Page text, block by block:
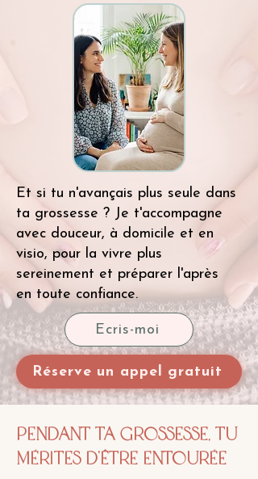
Et si tu n'avançais plus seule dans
ta grossesse ? Je t'accompagne
avec douceur, à domicile et en
visio, pour la vivre plus
sereinement et préparer l'après
en toute confiance.
Écris-moi
Réserve un appel gratuit
Pendant ta grossesse, tu
mérites d'être entourée